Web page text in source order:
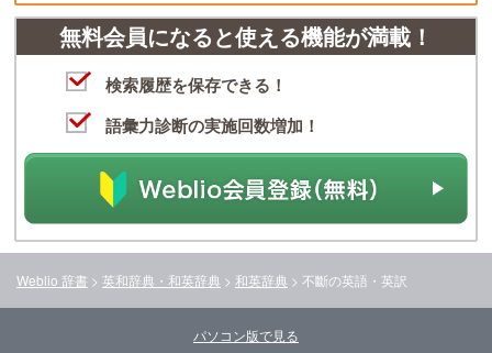
無料会員になると使える機能が満載！
検索履歴を保存できる！
語彙力診断の実施回数増加！
Weblio 辞書 > 英和辞典・和英辞典 > 和英辞典 > 不斷の英語・英訳
パソコン版で見る